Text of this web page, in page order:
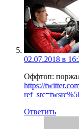
02.07.2018 в
Оффтоп:
https://
Ответить